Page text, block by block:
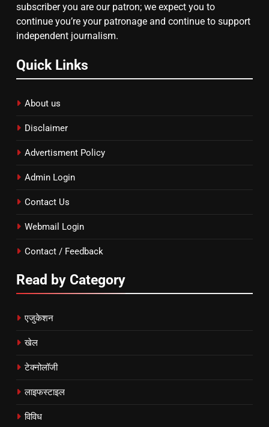
चुनाव से पहले लालू परिवार पर बड़ा झटका,
दिल्ली कोर्ट ने IRCTC घोटाले में आरोप
तय किए
subscriber you are our patron; we expect you to
continue you’re your patronage and continue to support
independent journalism.
Quick Links
About us
Disclaimer
Advertisment Policy
Admin Login
Contact Us
Webmail Login
Contact / Feedback
Read by Category
एजुकेशन
खेल
टेक्नोलॉजी
लाइफस्टाइल
विविध